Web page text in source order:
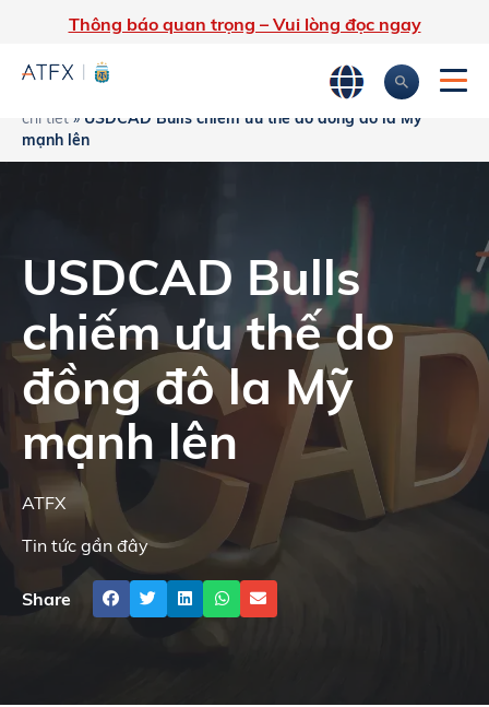
Thông báo quan trọng – Vui lòng đọc ngay
Tin tức thị trường & Thông tin
chi tiết » USDCAD Bulls chiếm ưu thế do đồng đô la Mỹ
mạnh lên
USDCAD Bulls
chiếm ưu thế do
đồng đô la Mỹ
mạnh lên
ATFX
Tin tức gần đây
Share